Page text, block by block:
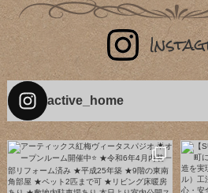
active_home